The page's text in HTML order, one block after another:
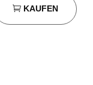
KAUFEN